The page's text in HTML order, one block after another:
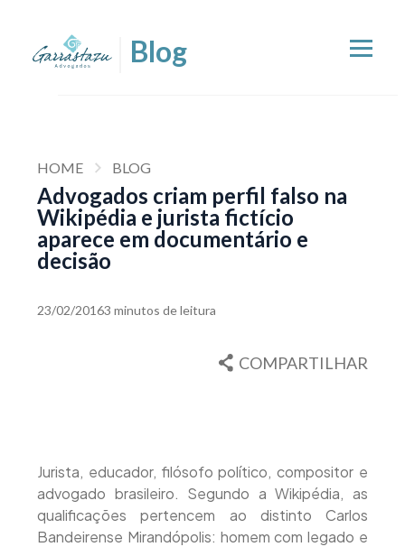
HOME BLOG
Advogados criam perfil falso na
Wikipédia e jurista fictício
aparece em documentário e
decisão
23/02/20163 minutos de leitura
COMPARTILHAR
Jurista, educador, filósofo político, compositor e
advogado brasileiro. Segundo a Wikipédia, as
qualificações pertencem ao distinto Carlos
Bandeirense Mirandópolis: homem com legado e